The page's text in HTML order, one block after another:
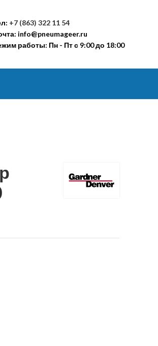
+7 (863) 322 11 54
info@pneumageer.ru
работы: Пн - Пт с 9:00 до 18:00